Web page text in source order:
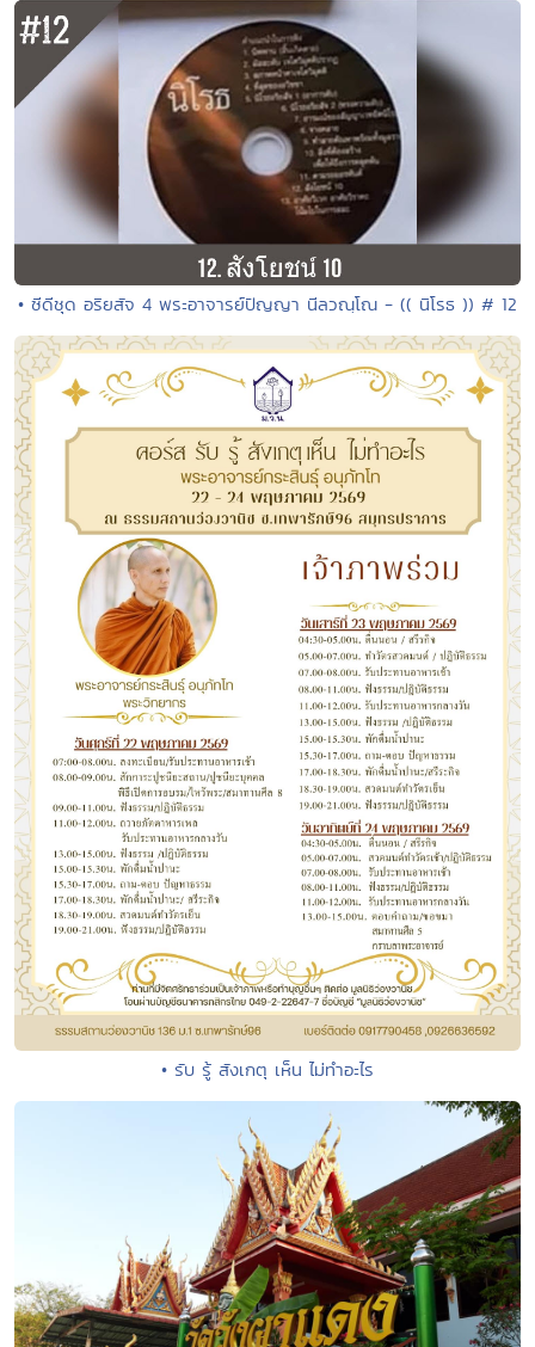
• ซีดีชุด อริยสัจ 4 พระอาจารย์ปัญญา นีลวณฺโณ - (( นิโรธ )) # 12
• รับ รู้ สังเกตุ เห็น ไม่ทำอะไร